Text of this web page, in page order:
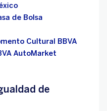
de Bolsa
Cultural BBVA
AutoMarket
de